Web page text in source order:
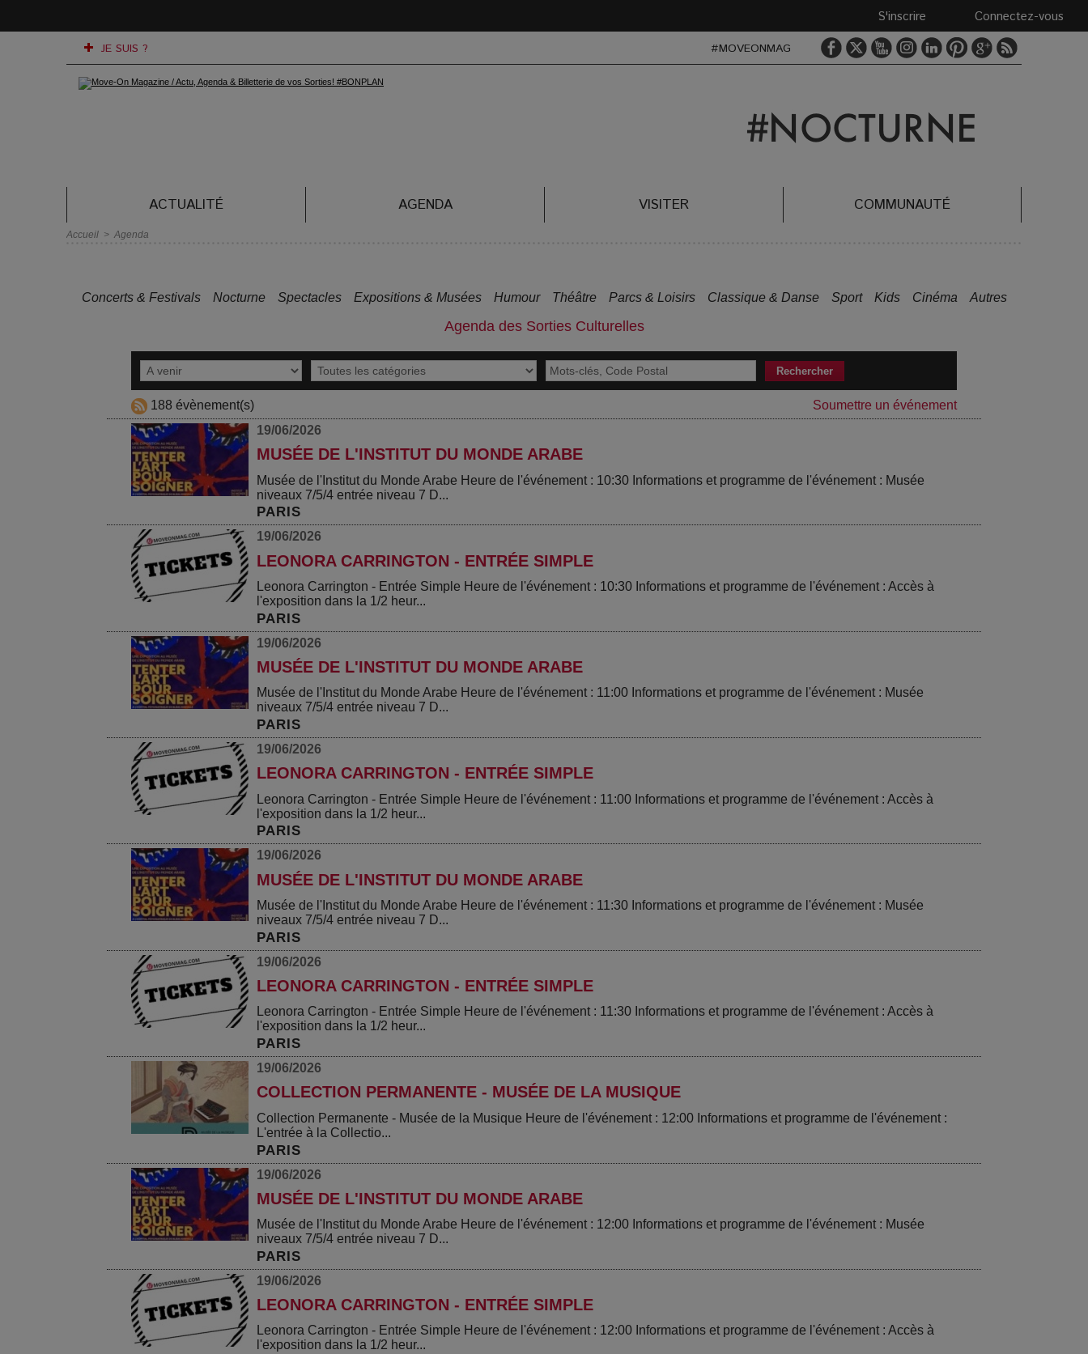
Connectez-vous
S'inscrire
JE SUIS ? #MOVEONMAG
ACTUALITÉ AGENDA VISITER COMMUNAUTÉ
Accueil > Agenda
Concerts & Festivals Nocturne Spectacles Expositions & Musées Humour Théâtre Parcs & Loisirs Classique & Danse Sport Kids Cinéma Autres
Agenda des Sorties Culturelles
188 évènement(s)
Soumettre un événement
19/06/2026
MUSÉE DE L'INSTITUT DU MONDE ARABE
Musée de l'Institut du Monde Arabe Heure de l'événement : 10:30 Informations et programme de l'événement : Musée
niveaux 7/5/4 entrée niveau 7 D...
PARIS
19/06/2026
LEONORA CARRINGTON - ENTRÉE SIMPLE
Leonora Carrington - Entrée Simple Heure de l'événement : 10:30 Informations et programme de l'événement : Accès à
l'exposition dans la 1/2 heur...
PARIS
19/06/2026
MUSÉE DE L'INSTITUT DU MONDE ARABE
Musée de l'Institut du Monde Arabe Heure de l'événement : 11:00 Informations et programme de l'événement : Musée
niveaux 7/5/4 entrée niveau 7 D...
PARIS
19/06/2026
LEONORA CARRINGTON - ENTRÉE SIMPLE
Leonora Carrington - Entrée Simple Heure de l'événement : 11:00 Informations et programme de l'événement : Accès à
l'exposition dans la 1/2 heur...
PARIS
19/06/2026
MUSÉE DE L'INSTITUT DU MONDE ARABE
Musée de l'Institut du Monde Arabe Heure de l'événement : 11:30 Informations et programme de l'événement : Musée
niveaux 7/5/4 entrée niveau 7 D...
PARIS
19/06/2026
LEONORA CARRINGTON - ENTRÉE SIMPLE
Leonora Carrington - Entrée Simple Heure de l'événement : 11:30 Informations et programme de l'événement : Accès à
l'exposition dans la 1/2 heur...
PARIS
19/06/2026
COLLECTION PERMANENTE - MUSÉE DE LA MUSIQUE
Collection Permanente - Musée de la Musique Heure de l'événement : 12:00 Informations et programme de l'événement :
L'entrée à la Collectio...
PARIS
19/06/2026
MUSÉE DE L'INSTITUT DU MONDE ARABE
Musée de l'Institut du Monde Arabe Heure de l'événement : 12:00 Informations et programme de l'événement : Musée
niveaux 7/5/4 entrée niveau 7 D...
PARIS
19/06/2026
LEONORA CARRINGTON - ENTRÉE SIMPLE
Leonora Carrington - Entrée Simple Heure de l'événement : 12:00 Informations et programme de l'événement : Accès à
l'exposition dans la 1/2 heur...